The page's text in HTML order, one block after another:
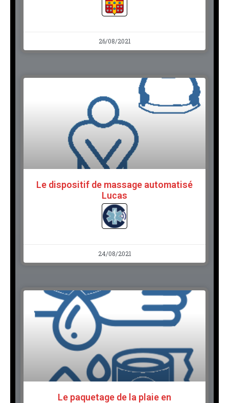
26/08/2021
Le dispositif de massage automatisé
Lucas
24/08/2021
Le paquetage de la plaie en